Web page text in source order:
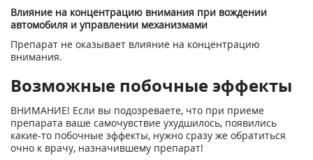
Влияние на концентрацию внимания при вождении
автомобиля и управлении механизмами
Препарат не оказывает влияние на концентрацию
внимания.
Возможные побочные эффекты
ВНИМАНИЕ! Если вы подозреваете, что при приеме
препарата ваше самочувствие ухудшилось, появились
какие-то побочные эффекты, нужно сразу же обратиться
очно к врачу, назначившему препарат!